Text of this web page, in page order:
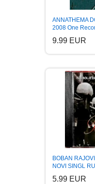
ANNATHEMA
2008 One
9.99 EUR
BOBAN
NOVI SINGL
5.99 EUR